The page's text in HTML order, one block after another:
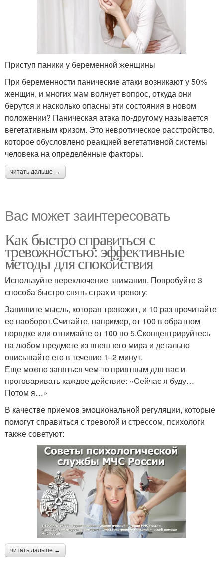
Приступ паники у беременной женщины
При беременности панические атаки возникают у 50%
женщин, и многих мам волнует вопрос, откуда они
берутся и насколько опасны эти состояния в новом
положении? Паническая атака по-другому называется
вегетативным кризом. Это невротическое расстройство,
которое обусловлено реакцией вегетативной системы
человека на определённые факторы.
читать дальше →
Вас может заинтересовать
Как быстро справиться с
тревожностью: эффективные
методы для спокойствия
Используйте переключение внимания. Попробуйте 3
способа быстро снять страх и тревогу:
Запишите мысль, которая тревожит, и 10 раз прочитайте
ее наоборот.Считайте, например, от 100 в обратном
порядке или отнимайте от 100 по 5.Сконцентрируйтесь
на любом предмете из внешнего мира и детально
описывайте его в течение 1–2 минут.
Еще можно заняться чем-то приятным для вас и
проговаривать каждое действие: «Сейчас я буду…
Потом я…»
В качестве приемов эмоциональной регуляции, которые
помогут справиться с тревогой и стрессом, психологи
также советуют:
читать дальше →